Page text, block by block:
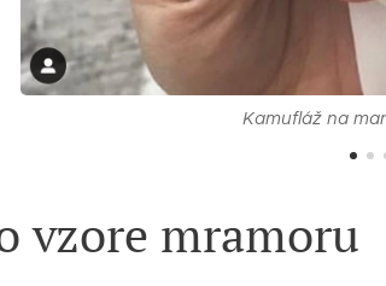
Kamufláž na
vzore mramoru